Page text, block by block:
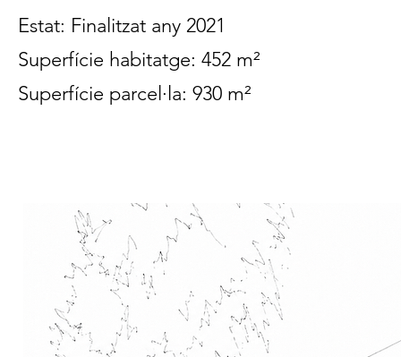
Estat: Finalitzat any 2021
Superfície habitatge: 452 m²
Superfície parcel·la: 930 m²